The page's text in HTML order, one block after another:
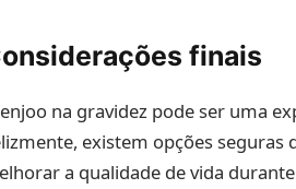
finais
na gravidez pode ser uma
existem opções
a qualidade de vida